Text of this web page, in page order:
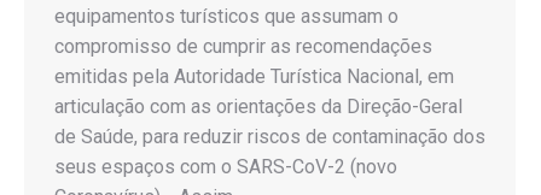
equipamentos turísticos que assumam o
compromisso de cumprir as recomendações
emitidas pela Autoridade Turística Nacional, em
articulação com as orientações da Direção-Geral
de Saúde, para reduzir riscos de contaminação dos
seus espaços com o SARS-CoV-2 (novo